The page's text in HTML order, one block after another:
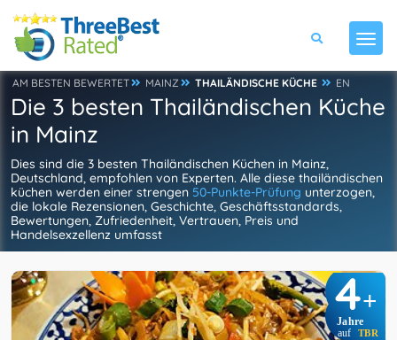
AM BESTEN BEWERTET MAINZ THAILÄNDISCHE KÜCHE EN
Die 3 besten Thailändischen Küche
in Mainz
Dies sind die 3 besten Thailändischen Küchen in Mainz,
Deutschland, empfohlen von Experten. Alle diese thailändischen
küchen werden einer strengen 50-Punkte-Prüfung unterzogen,
die lokale Rezensionen, Geschichte, Geschäftsstandards,
Bewertungen, Zufriedenheit, Vertrauen, Preis und
Handelsexzellenz umfasst
4+
Jahre
auf TBR